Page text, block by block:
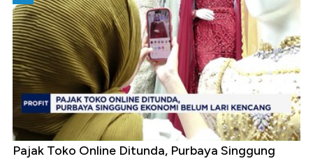
Pajak Toko Online Ditunda, Purbaya Singgung